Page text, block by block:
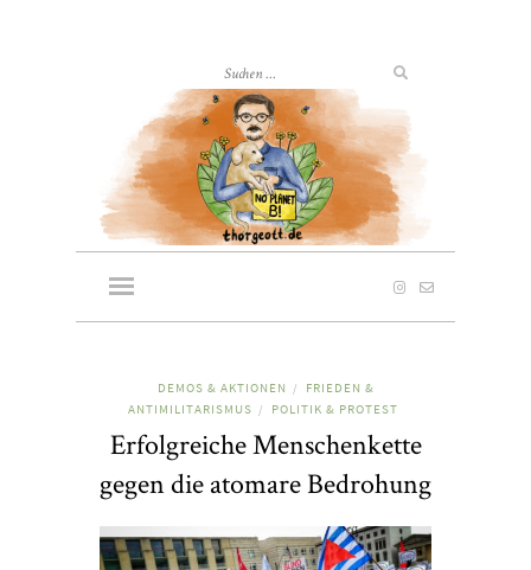
DEMOS & AKTIONEN /
FRIEDEN &
ANTIMILITARISMUS / POLITIK & PROTEST
Erfolgreiche Menschenkette
gegen die atomare Bedrohung